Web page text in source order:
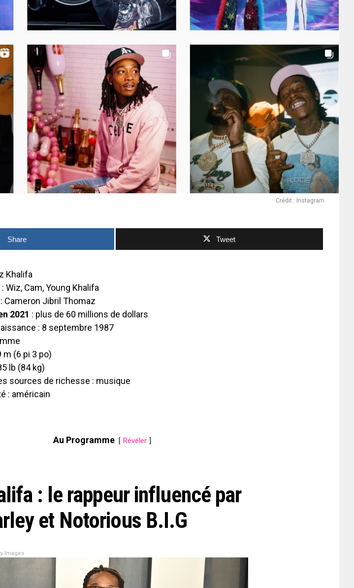
Crédit : Instagram
Share Tweet
Khalifa
Wiz, Cam, Young Khalifa
Cameron Jibril Thomaz
2021 : plus de 60 millions de dollars
: 8 septembre 1987
m (6 pi 3 po)
lb (84 kg)
sources de richesse : musique
: américain
Au Programme Révéler
: le rappeur influencé par
et Notorious B.I.G
Images